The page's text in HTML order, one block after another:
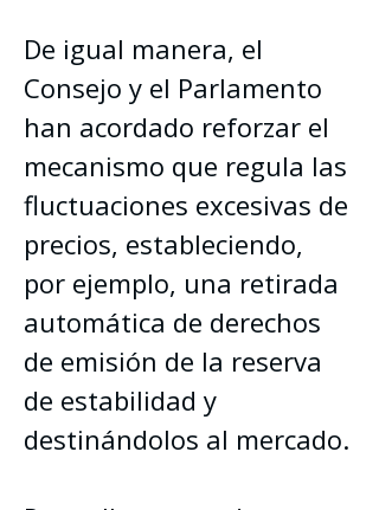
De igual manera, el
Consejo y el Parlamento
han acordado reforzar el
mecanismo que regula las
fluctuaciones excesivas de
precios, estableciendo,
por ejemplo, una retirada
automática de derechos
de emisión de la reserva
de estabilidad y
destinándolos al mercado.